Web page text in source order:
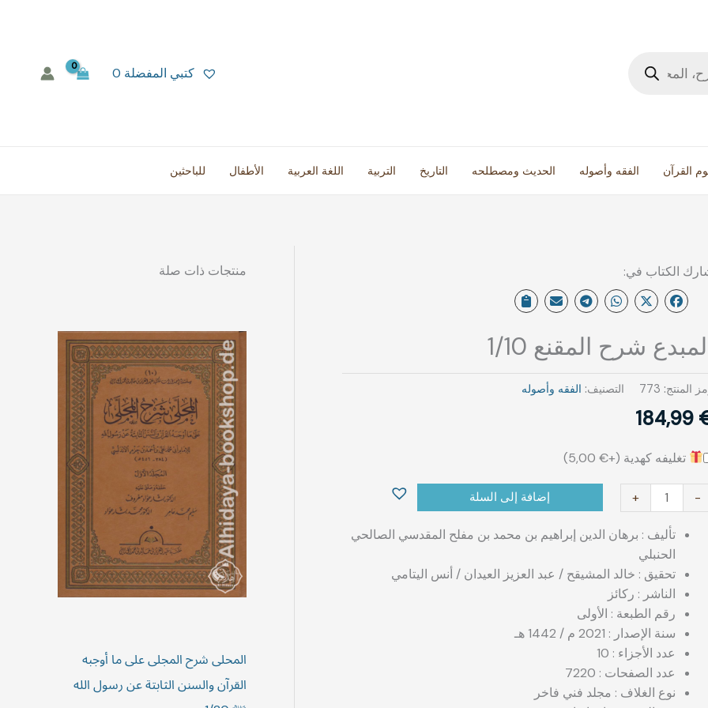
كتبي المفضلة 0
القرآن الفقه وأصوله الحديث ومصطلحه التاريخ التربية اللغة العربية الأطفال للباحثين
شرح المقنع 1/10
المنتج: 773 التصنيف: الفقه وأصوله
184,99
تغليفه كهدية (+ 5,00 €
)
-
+ إضافة إلى السلة
تأليف : برهان الدين إبراهيم بن محمد بن مفلح المقدسي الصالحي
الحنبلي
تحقيق : خالد المشيقح / عبد العزيز العيدان / أنس اليتامي
الناشر : ركائز
رقم الطبعة : الأولى
سنة الإصدار : 2021 م / 1442 هـ
عدد الأجزاء : 10
عدد الصفحات : 7220
نوع الغلاف : مجلد فني فاخر
منتجات ذات صلة
المحلى شرح المجلى على ما أوجبه
القرآن والسنن الثابتة عن رسول الله